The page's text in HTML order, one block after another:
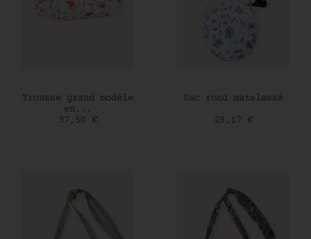
AJOUTER AU PANIER
Trousse grand modèle
en...
Prix
37,50 €
AJOUTER AU PANIER
Sac rond matelassé
Prix
29,17 €